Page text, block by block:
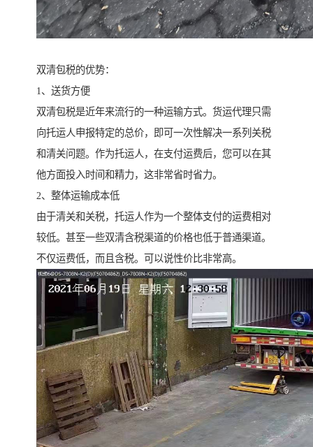
双清包税的优势：
1、送货方便
双清包税是近年来流行的一种运输方式。货运代理只需
向托运人申报特定的总价，即可一次性解决一系列关税
和清关问题。作为托运人，在支付运费后，您可以在其
他方面投入时间和精力，这非常省时省力。
2、整体运输成本低
由于清关和关税，托运人作为一个整体支付的运费相对
较低。甚至一些双清含税渠道的价格也低于普通渠道。
不仅运费低，而且含税。可以说性价比非常高。